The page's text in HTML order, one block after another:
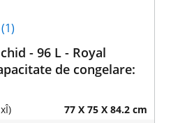
(1)
- 96 L - Royal
de congelare:
77 X 75 X 84.2 cm